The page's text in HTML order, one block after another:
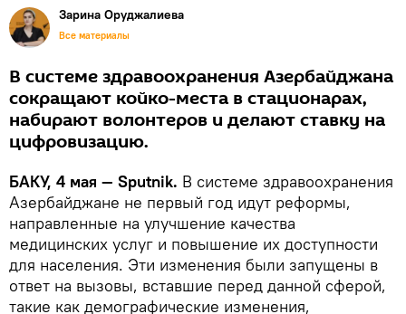
Зарина Оруджалиева
Все материалы
В системе здравоохранения Азербайджана
сокращают койко-места в стационарах,
набирают волонтеров и делают ставку на
цифровизацию.
БАКУ, 4 мая — Sputnik. В системе здравоохранения
Азербайджане не первый год идут реформы,
направленные на улучшение качества
медицинских услуг и повышение их доступности
для населения. Эти изменения были запущены в
ответ на вызовы, вставшие перед данной сферой,
такие как демографические изменения,